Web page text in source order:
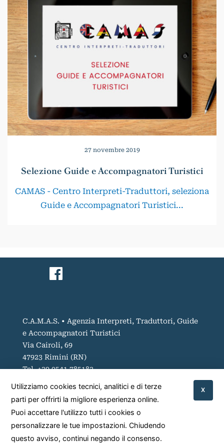
27 novembre 2019
Selezione Guide e Accompagnatori Turistici
CAMAS - Centro Interpreti-Traduttori, seleziona
Guide e Accompagnatori Turistici...
C.A.M.A.S. • Agenzia Interpreti, Traduttori, Guide
e Accompagnatori Turistici
Via Cairoli, 69
47923 Rimini (RN)
Tel. +39 0541 785183
camas.agenzia@gmail.com
P.IVA 00953880408
Codice SDI KRRH6B9
Utilizziamo cookies tecnici, analitici e di terze
parti per offrirti la migliore esperienza online.
Puoi accettare l'utilizzo tutti i cookies o
personalizzare le tue impostazioni. Chiudendo
questo avviso, continui negando il consenso.
X